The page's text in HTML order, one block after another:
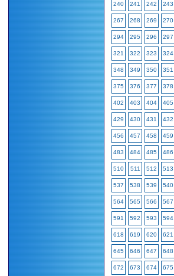
240 241 242 243
267 268 269 270
294 295 296 297
321 322 323 324
348 349 350 351
375 376 377 378
402 403 404 405
429 430 431 432
456 457 458 459
483 484 485 486
510 511 512 513
537 538 539 540
564 565 566 567
591 592 593 594
618 619 620 621
645 646 647 648
672 673 674 675